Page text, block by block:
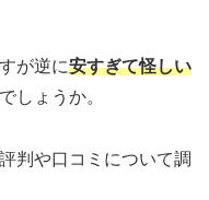
が逆に安すぎて怪しい
しょうか。
判や口コミについて調